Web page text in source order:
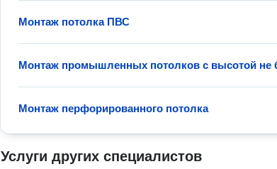
Монтаж потолка ПВС
Монтаж промышленных потолков с высотой не
Монтаж перфорированного потолка
Услуги других специалистов